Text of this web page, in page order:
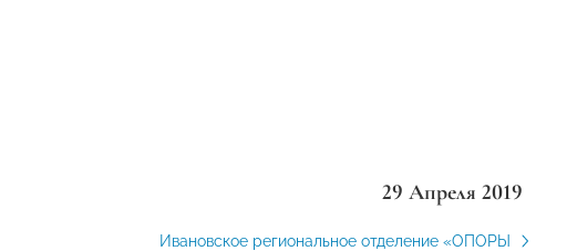
29 Апреля 2019
Ивановское региональное отделение «ОПОРЫ